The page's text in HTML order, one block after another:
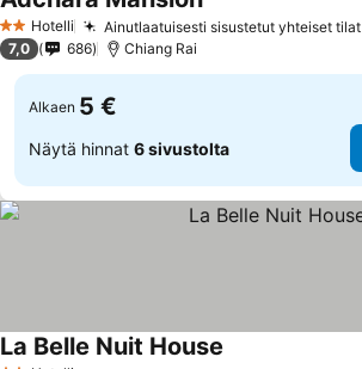
2 Tähtiluokitus
Hotelli Ainutlaatuisesti sisustetut yhteiset tilat
7,0 686 Chiang Rai
Alkaen 5 €
Näytä hinnat 6 sivustolta
La Belle Nuit House